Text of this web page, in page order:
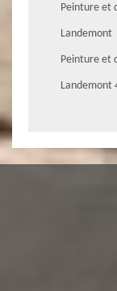
Peinture et
Landemont
Peinture et
Landemont